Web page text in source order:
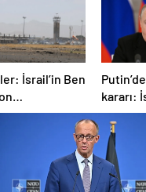
İsrail’in Ben
füzeyle
kararı: